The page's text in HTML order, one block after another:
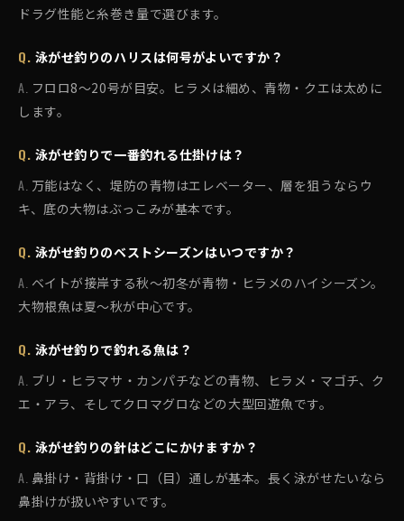
ドラグ性能と糸巻き量で選びます。
泳がせ釣りのハリスは何号がよいですか？
フロロ8〜20号が目安。ヒラメは細め、青物・クエは太めに
します。
泳がせ釣りで一番釣れる仕掛けは？
万能はなく、堤防の青物はエレベーター、層を狙うならウ
キ、底の大物はぶっこみが基本です。
泳がせ釣りのベストシーズンはいつですか？
ベイトが接岸する秋〜初冬が青物・ヒラメのハイシーズン。
大物根魚は夏〜秋が中心です。
泳がせ釣りで釣れる魚は？
ブリ・ヒラマサ・カンパチなどの青物、ヒラメ・マゴチ、ク
エ・アラ、そしてクロマグロなどの大型回遊魚です。
泳がせ釣りの針はどこにかけますか？
鼻掛け・背掛け・口（目）通しが基本。長く泳がせたいなら
鼻掛けが扱いやすいです。